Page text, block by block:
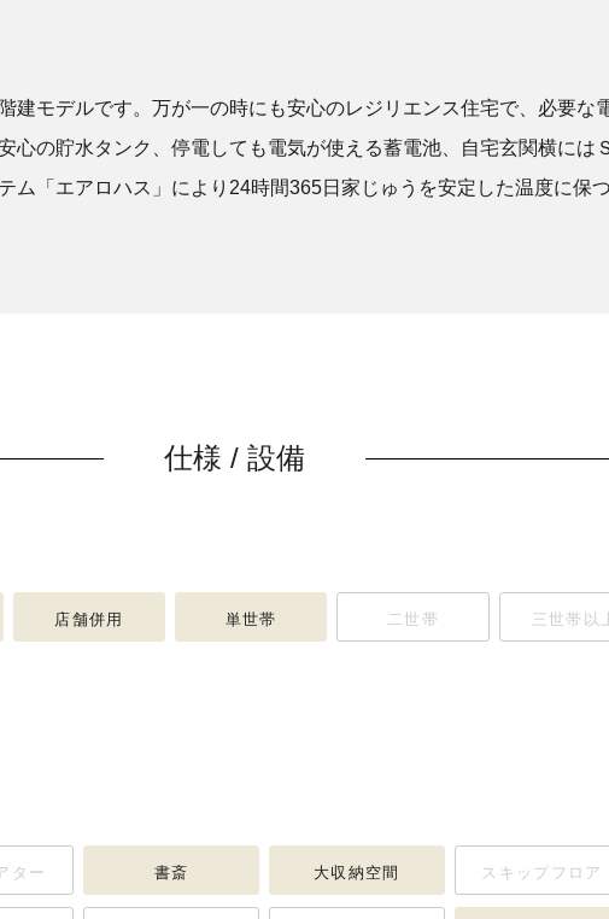
建モデルです。万が一の時にも安心のレジリエンス住宅で、必要な
心の貯水タンク、停電しても電気が使える蓄電池、自宅玄関横には
ム「エアロハス」により24時間365日家じゅうを安定した温度に保
仕様 / 設備
店舗併用 単世帯 二世帯 三世帯以
ター 書斎 大収納空間 スキップフロア